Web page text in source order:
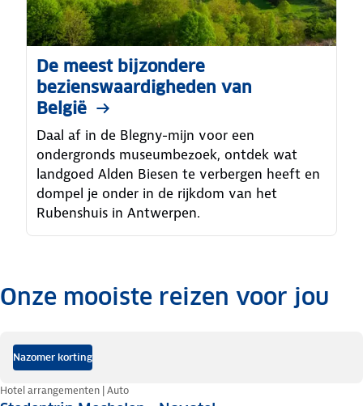
De meest bijzondere
bezienswaardigheden van
België
Daal af in de Blegny-mijn voor een
ondergronds museumbezoek, ontdek wat
landgoed Alden Biesen te verbergen heeft en
dompel je onder in de rijkdom van het
Rubenshuis in Antwerpen.
.Onze mooiste reizen voor jou
Nazomer korting
Hotel arrangementen | Auto